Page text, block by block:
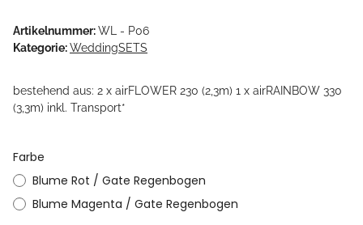
Artikelnummer:WL - P06
Kategorie:WeddingSETS
bestehend aus: 2 x airFLOWER 230 (2,3m) 1 x airRAINBOW 330
(3,3m) inkl. Transport*
Farbe
Blume Rot / Gate Regenbogen
Blume Magenta / Gate Regenbogen